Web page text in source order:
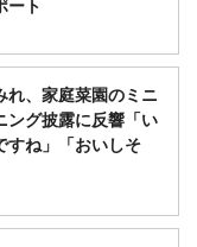
ート
れ、家庭菜園のミニ
グ披露に反響「い
すね」「おいしそ